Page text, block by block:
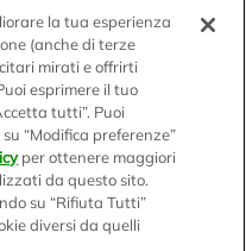
la tua esperienza
(anche di terze
mirati e offrirti
esprimere il tuo
tutti”. Puoi
“Modifica preferenze”
per ottenere maggiori
da questo sito.
su “Rifiuta Tutti”
diversi da quelli